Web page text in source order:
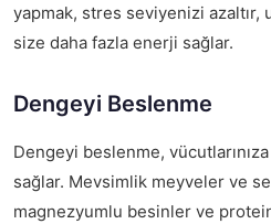
yapmak, stres seviyenizi azaltır,
size daha fazla enerji sağlar.
Dengeyi Beslenme
Dengeyi beslenme,
sağlar. Mevsimlik meyveler ve
magnezyumlu besinler ve